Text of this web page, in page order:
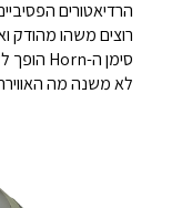
הרדיאטורים
רוצים משהו מהודק
סימן ה-Horn הופך ללבן, ואתם במצב Punchy Bass.
לא משנה מה